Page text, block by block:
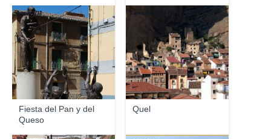
Fiesta del Pan y del
Queso
Juanje 2712
Quel
Carlos Sieiro del Nido